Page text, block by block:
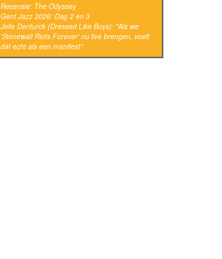
Recensie: The Odyssey
Gent Jazz 2026: Dag 2 en 3
Jelle Denturck (Dressed Like Boys): "Als we
'Stonewall Riots Forever' nu live brengen, voelt
dat echt als een manifest"